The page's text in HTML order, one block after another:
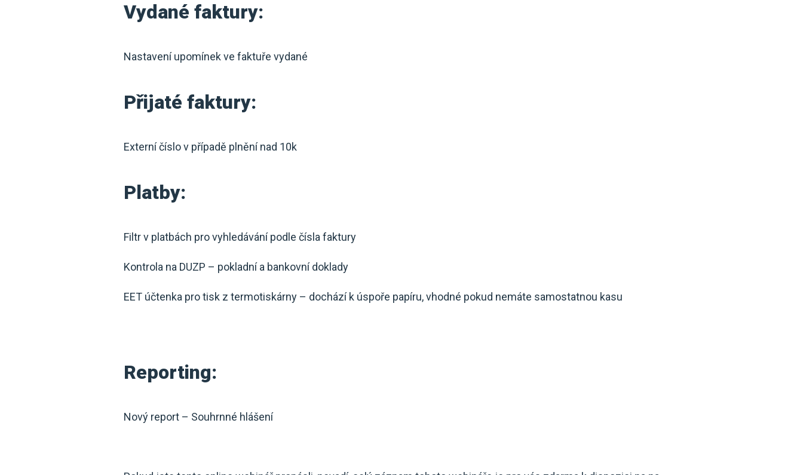
Vydané faktury:
Nastavení upomínek ve faktuře vydané
Přijaté faktury:
Externí číslo v případě plnění nad 10k
Platby:
Filtr v platbách pro vyhledávání podle čísla faktury
Kontrola na DUZP – pokladní a bankovní doklady
EET účtenka pro tisk z termotiskárny – dochází k úspoře papíru, vhodné pokud nemáte samostatnou kasu
Reporting:
Nový report – Souhrnné hlášení